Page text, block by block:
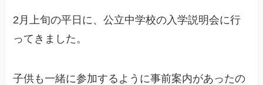
2月上旬の平日に、公立中学校の入学説明会に行
ってきました。
子供も一緒に参加するように事前案内があったの